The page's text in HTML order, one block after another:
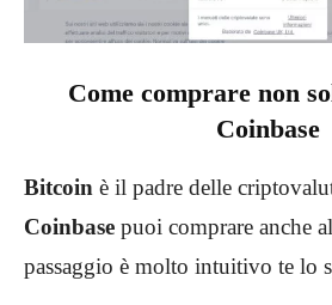
Come comprare non
Coinbase
Bitcoin è il padre delle
Coinbase puoi comprare anche
passaggio è molto intuitivo te lo